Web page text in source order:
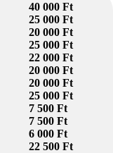
40 000 Ft
25 000 Ft
20 000 Ft
25 000 Ft
22 000 Ft
20 000 Ft
20 000 Ft
25 000 Ft
7 500 Ft
7 500 Ft
6 000 Ft
22 500 Ft